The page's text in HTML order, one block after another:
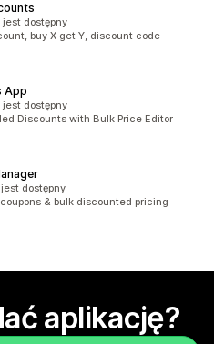
jest dostępny
buy X get Y, discount code
App
jest dostępny
Discounts with Bulk Price Editor
dostępny
& bulk discounted pricing
aplikację?